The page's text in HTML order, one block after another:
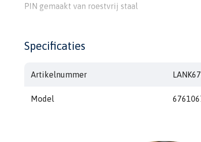
PIN gemaakt van roestvrij staal
Specificaties
Artikelnummer
Model